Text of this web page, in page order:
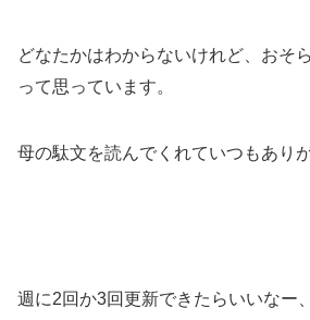
どなたかはわからないけれど、おそ
って思っています。
母の駄文を読んでくれていつもありが
週に2回か3回更新できたらいいなー